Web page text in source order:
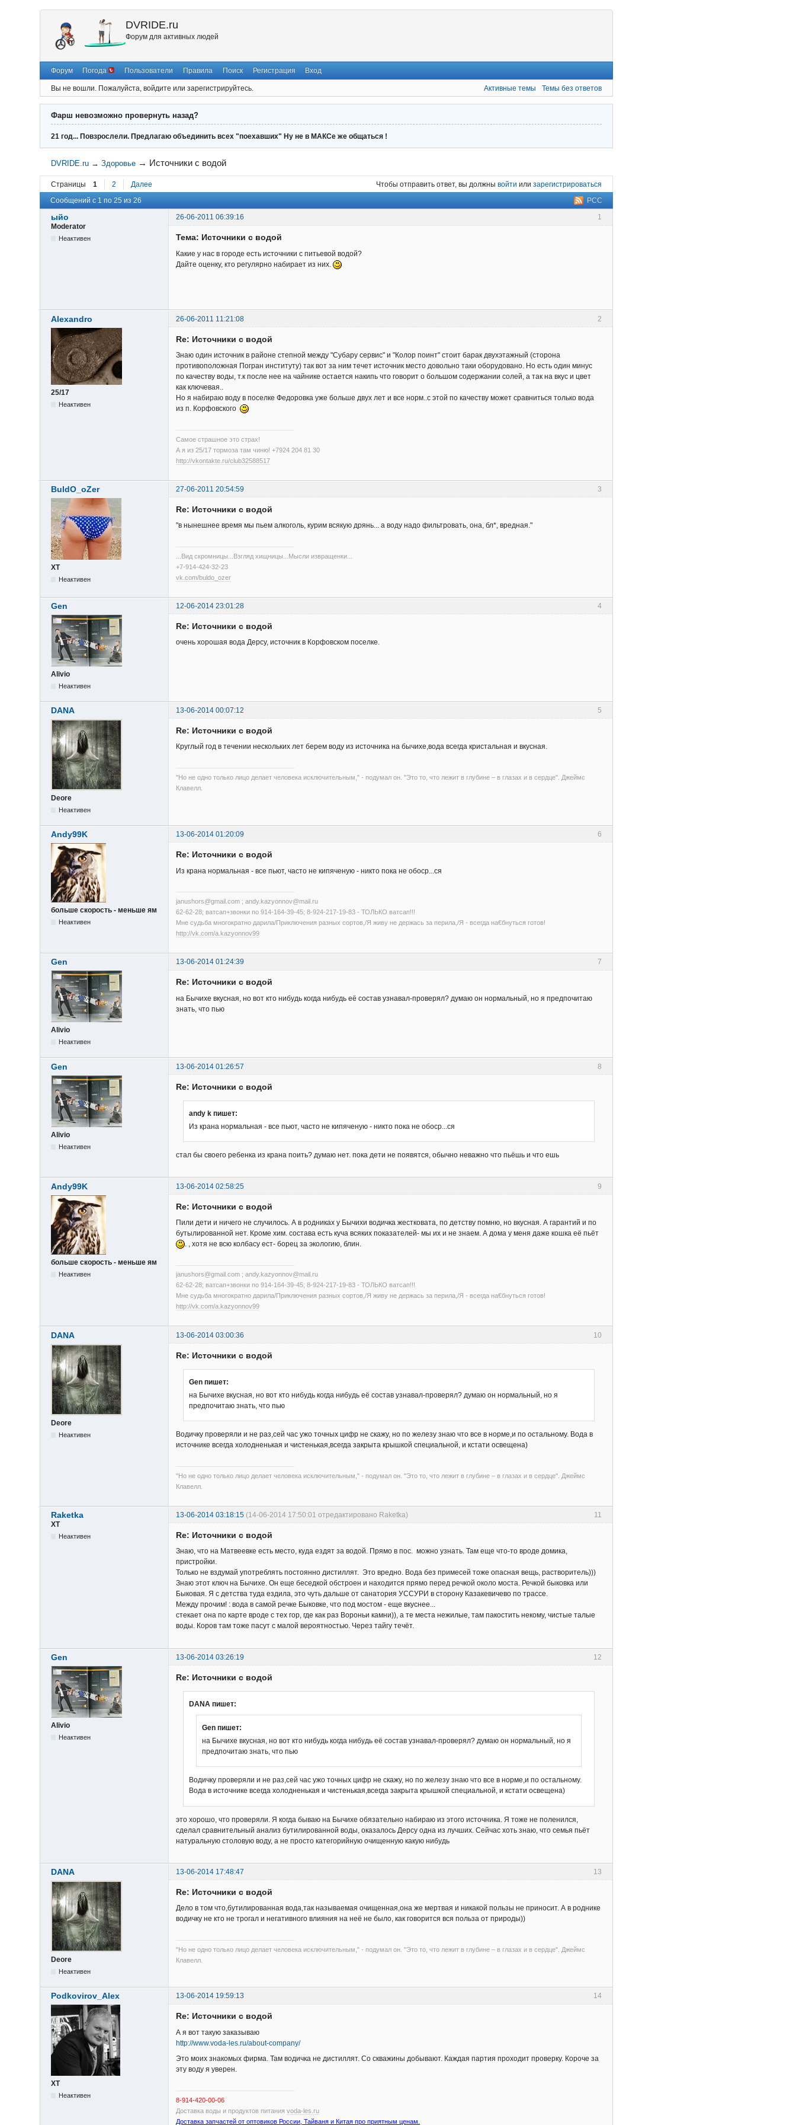
DVRIDE.ru
Форум для активных людей
Форум Погода Пользователи Правила Поиск Регистрация Вход
Вы не вошли. Пожалуйста, войдите или зарегистрируйтесь. Активные темы Темы без ответов
Фарш невозможно провернуть назад?
21 год... Повзрослели. Предлагаю объединить всех "поехавших" Ну не в МАКСе же общаться !
DVRIDE.ru → Здоровье → Источники с водой
Страницы 1 2 Далее Чтобы отправить ответ, вы должны войти или зарегистрироваться
РСС
Сообщений с 1 по 25 из 26
1
ыйо
26-06-2011 06:39:16
Moderator
Неактивен Тема: Источники с водой
Какие у нас в городе есть источники с питьевой водой?
Дайте оценку, кто регулярно набирает из них.
2
Alexandro 26-06-2011 11:21:08
25/17
Неактивен
Re: Источники с водой
Знаю один источник в районе степной между "Субару сервис" и "Колор поинт" стоит барак двухэтажный (сторона
противоположная Погран институту) так вот за ним течет источник место довольно таки оборудовано. Но есть один минус
по качеству воды, т.к после нее на чайнике остается накипь что говорит о большом содержании солей, а так на вкус и цвет
как ключевая..
Но я набираю воду в поселке Федоровка уже больше двух лет и все норм..с этой по качеству может сравниться только вода
из п. Корфовского
Самое страшное это страх!
А я из 25/17 тормоза там чиню! +7924 204 81 30
http://vkontakte.ru/club32588517
3
BuldO_oZer 27-06-2011 20:54:59
XT
Неактивен
Re: Источники с водой
"в нынешнее время мы пьем алкоголь, курим всякую дрянь... а воду надо фильтровать, она, бл*, вредная."
...Вид скромницы...Взгляд хищницы...Мысли извращенки...
+7-914-424-32-23
vk.com/buldo_ozer
4
Gen 12-06-2014 23:01:28
Alivio
Неактивен
Re: Источники с водой
очень хорошая вода Дерсу, источник в Корфовском поселке.
5
DANA 13-06-2014 00:07:12
Deore
Неактивен
Re: Источники с водой
Круглый год в течении нескольких лет берем воду из источника на бычихе,вода всегда кристальная и вкусная.
"Но не одно только лицо делает человека исключительным," - подумал он. "Это то, что лежит в глубине – в глазах и в сердце". Джеймс
Клавелл.
6
Andy99K 13-06-2014 01:20:09
больше скорость - меньше ям
Неактивен
Re: Источники с водой
Из крана нормальная - все пьют, часто не кипяченую - никто пока не обоср...ся
janushors@gmail.com ; andy.kazyonnov@mail.ru
62-62-28; ватсап+звонки по 914-164-39-45; 8-924-217-19-83 - ТОЛЬКО ватсап!!!
Мне судьба многократно дарила/Приключения разных сортов,/Я живу не держась за перила,/Я - всегда на€бнуться готов!
http://vk.com/a.kazyonnov99
7
Gen 13-06-2014 01:24:39
Alivio
Неактивен
Re: Источники с водой
на Бычихе вкусная, но вот кто нибудь когда нибудь её состав узнавал-проверял? думаю он нормальный, но я предпочитаю
знать, что пью
8
Gen 13-06-2014 01:26:57
Alivio
Неактивен
Re: Источники с водой
andy k пишет:
Из крана нормальная - все пьют, часто не кипяченую - никто пока не обоср...ся
стал бы своего ребенка из крана поить? думаю нет. пока дети не появятся, обычно неважно что пьёшь и что ешь
9
Andy99K 13-06-2014 02:58:25
больше скорость - меньше ям
Неактивен
Re: Источники с водой
Пили дети и ничего не случилось. А в родниках у Бычихи водичка жестковата, по детству помню, но вкусная. А гарантий и по
бутылированной нет. Кроме хим. состава есть куча всяких показателей- мы их и не знаем. А дома у меня даже кошка её пьёт
. , хотя не всю колбасу ест- борец за экологию, блин.
janushors@gmail.com ; andy.kazyonnov@mail.ru
62-62-28; ватсап+звонки по 914-164-39-45; 8-924-217-19-83 - ТОЛЬКО ватсап!!!
Мне судьба многократно дарила/Приключения разных сортов,/Я живу не держась за перила,/Я - всегда на€бнуться готов!
http://vk.com/a.kazyonnov99
10
DANA 13-06-2014 03:00:36
Deore
Неактивен
Re: Источники с водой
Gen пишет:
на Бычихе вкусная, но вот кто нибудь когда нибудь её состав узнавал-проверял? думаю он нормальный, но я
предпочитаю знать, что пью
Водичку проверяли и не раз,сей час ужо точных цифр не скажу, но по железу знаю что все в норме,и по остальному. Вода в
источнике всегда холодненькая и чистенькая,всегда закрыта крышкой специальной, и кстати освещена)
"Но не одно только лицо делает человека исключительным," - подумал он. "Это то, что лежит в глубине – в глазах и в сердце". Джеймс
Клавелл.
11
Raketka 13-06-2014 03:18:15 (14-06-2014 17:50:01 отредактировано Raketka)
XT
Неактивен Re: Источники с водой
Знаю, что на Матвеевке есть место, куда ездят за водой. Прямо в пос. можно узнать. Там еще что-то вроде домика,
пристройки.
Только не вздумай употреблять постоянно дистиллят. Это вредно. Вода без примесей тоже опасная вещь, растворитель)))
Знаю этот ключ на Бычихе. Он еще беседкой обстроен и находится прямо перед речкой около моста. Речкой быковка или
Быковая. Я с детства туда ездила, это чуть дальше от санатория УССУРИ в сторону Казакевичево по трассе.
Между прочим! : вода в самой речке Быковке, что под мостом - еще вкуснее...
стекает она по карте вроде с тех гор, где как раз Вороньи камни)), а те места нежилые, там пакостить некому, чистые талые
воды. Коров там тоже пасут с малой вероятностью. Через тайгу течёт.
12
Gen 13-06-2014 03:26:19
Alivio
Неактивен
Re: Источники с водой
DANA пишет:
Gen пишет:
на Бычихе вкусная, но вот кто нибудь когда нибудь её состав узнавал-проверял? думаю он нормальный, но я
предпочитаю знать, что пью
Водичку проверяли и не раз,сей час ужо точных цифр не скажу, но по железу знаю что все в норме,и по остальному.
Вода в источнике всегда холодненькая и чистенькая,всегда закрыта крышкой специальной, и кстати освещена)
это хорошо, что проверяли. Я когда бываю на Бычихе обязательно набираю из этого источника. Я тоже не поленился,
сделал сравнительный анализ бутилированной воды, оказалось Дерсу одна из лучших. Сейчас хоть знаю, что семья пьёт
натуральную столовую воду, а не просто категорийную очищенную какую нибудь
13
DANA 13-06-2014 17:48:47
Deore
Неактивен
Re: Источники с водой
Дело в том что,бутилированная вода,так называемая очищенная,она же мертвая и никакой пользы не приносит. А в роднике
водичку не кто не трогал и негативного влияния на неё не было, как говорится вся польза от природы))
"Но не одно только лицо делает человека исключительным," - подумал он. "Это то, что лежит в глубине – в глазах и в сердце". Джеймс
Клавелл.
14
Podkovirov_Alex 13-06-2014 19:59:13
XT
Неактивен
Re: Источники с водой
А я вот такую заказываю
http://www.voda-les.ru/about-company/
Это моих знакомых фирма. Там водичка не дистиллят. Со скважины добывают. Каждая партия проходит проверку. Короче за
эту воду я уверен.
8-914-420-00-06
Доставка воды и продуктов питанияvoda-les.ru
Доставка запчастей от оптовиков России, Тайваня и Китая про приятным ценам.